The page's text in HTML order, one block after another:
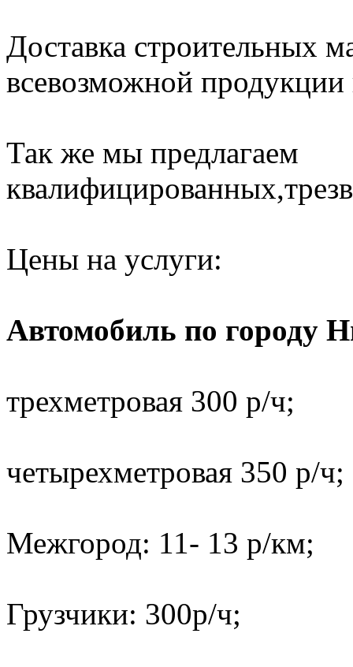
Доставка строительных
всевозможной продукции
Так же мы предлагаем
Цены на услуги:
Автомобиль по городу
трехметровая 300 р/ч;
четырехметровая 350 р/ч;
Межгород: 11- 13 р/км;
Грузчики: 300р/ч;